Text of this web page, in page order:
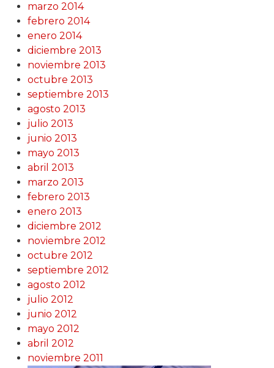
marzo 2014
febrero 2014
enero 2014
diciembre 2013
noviembre 2013
octubre 2013
septiembre 2013
agosto 2013
julio 2013
junio 2013
mayo 2013
abril 2013
marzo 2013
febrero 2013
enero 2013
diciembre 2012
noviembre 2012
octubre 2012
septiembre 2012
agosto 2012
julio 2012
junio 2012
mayo 2012
abril 2012
noviembre 2011